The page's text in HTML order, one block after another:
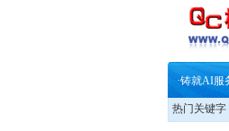
ZEISS
蔡司和亿
大牌云
·蔡司软件
·铸就AI服
·铸就AI服
·ZEISS
热门关键字